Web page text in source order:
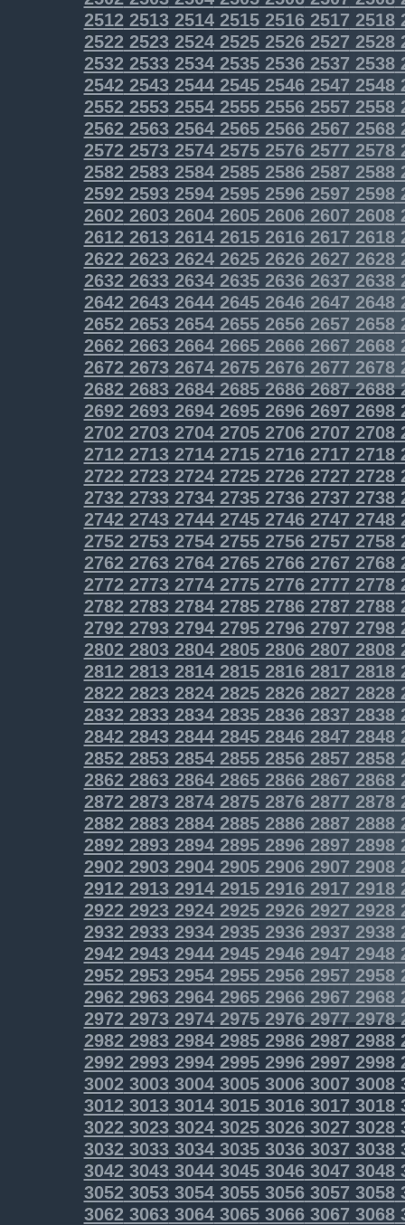
2512251325142515251625172518
2522252325242525252625272528
253225332534253525362537 2538
254225432544254525462547 2548
255225532554255525562557 2558
256225632564256525662567 2568
257225732574257525762577 2578
258225832584258525862587 2588
259225932594259525962597 2598
260226032604260526062607 2608
261226132614261526162617 2618
262226232624262526262627 2628
263226332634263526362637 2638
264226432644264526462647 2648
265226532654265526562657 2658
266226632664266526662667 2668
267226732674267526762677 2678
2682268326842685268626872688
2692269326942695269626972698
2702270327042705270627072708
2712271327142715271627172718
2722272327242725272627272728
2732273327342735273627372738
2742274327442745274627472748
2752275327542755275627572758
2762276327642765276627672768
2772277327742775277627772778
2782278327842785278627872788
2792279327942795279627972798
2802280328042805280628072808
2812281328142815281628172818
282228232824282528262827 2828
283228332834283528362837 2838
284228432844284528462847 2848
285228532854285528562857 2858
286228632864286528662867 2868
287228732874287528762877 2878
288228832884288528862887 2888
289228932894289528962897 2898
290229032904290529062907 2908
291229132914291529162917 2918
292229232924292529262927 2928
293229332934293529362937 2938
294229432944294529462947 2948
295229532954295529562957 2958
296229632964296529662967 2968
2972297329742975297629772978
2982298329842985298629872988
2992299329942995299629972998
3002300330043005300630073008
3012301330143015301630173018
3022302330243025302630273028
3032303330343035303630373038
3042304330443045304630473048
3052305330543055305630573058
3062306330643065306630673068